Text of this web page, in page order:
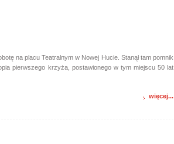
na placu Teatralnym w Nowej Hucie. Stanął tam pomnik
pierwszego krzyża, postawionego w tym miejscu 50 lat
więcej...